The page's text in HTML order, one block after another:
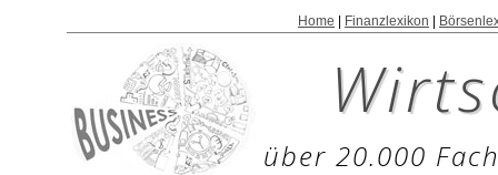
Home Finanzlexikon
über 20.000